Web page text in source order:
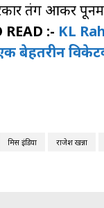
तंग आकर
:- KL
बेहतरीन
मिस इंडिया राजेश खन्ना